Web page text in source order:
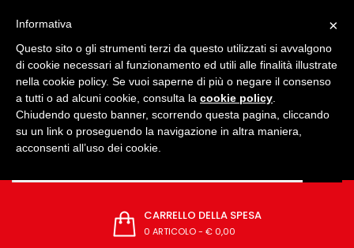
CARRELLO DELLA SPESA
0 ARTICOLO- € 0,00
×
Informativa
Questo sito o gli strumenti terzi da questo utilizzati si avvalgono
di cookie necessari al funzionamento ed utili alle finalità illustrate
nella cookie policy. Se vuoi saperne di più o negare il consenso
a tutti o ad alcuni cookie, consulta la cookie policy
Chiudendo questo banner, scorrendo questa pagina, cliccando
su un link o proseguendo la navigazione in altra maniera,
acconsenti all’uso dei cookie.